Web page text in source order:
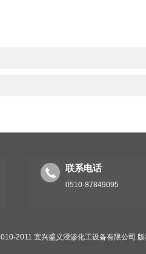
联系电话
0510-87849095
2011 宜兴盛义浸渗化工设备有限公司